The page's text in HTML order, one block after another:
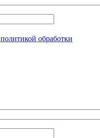
политикой обработки